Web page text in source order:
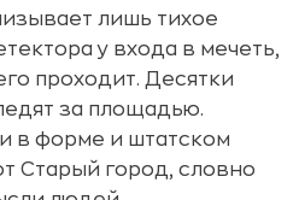
лишь тихое
у входа в мечеть,
проходит. Десятки
за площадью.
в форме и штатском
Старый город, словно